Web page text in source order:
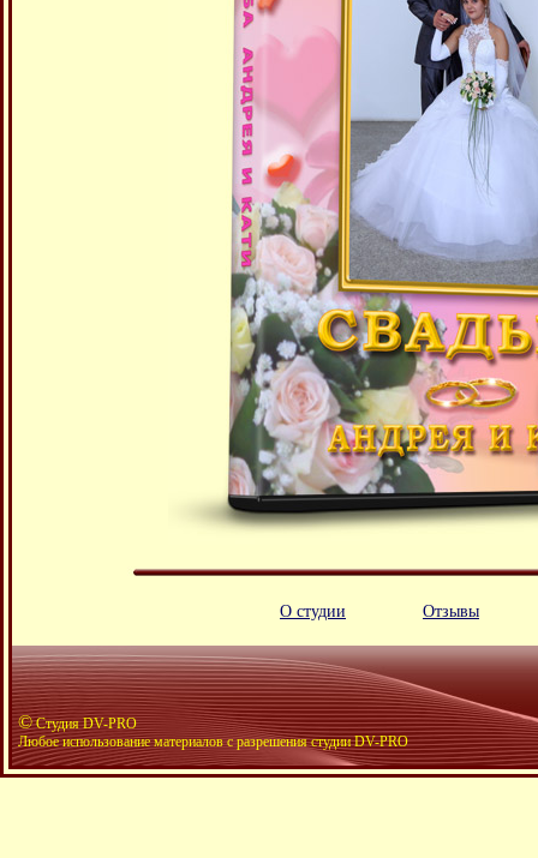
О студии Отзывы
©Студия DV-PRO
Любое использование материалов с разрешения студии DV-PRO